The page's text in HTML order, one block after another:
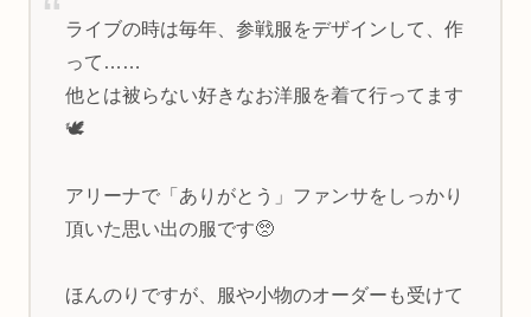
ライブの時は毎年、参戦服をデザインして、作
って……
他とは被らない好きなお洋服を着て行ってます
🕊
アリーナで「ありがとう」ファンサをしっかり
頂いた思い出の服です🥺
ほんのりですが、服や小物のオーダーも受けて